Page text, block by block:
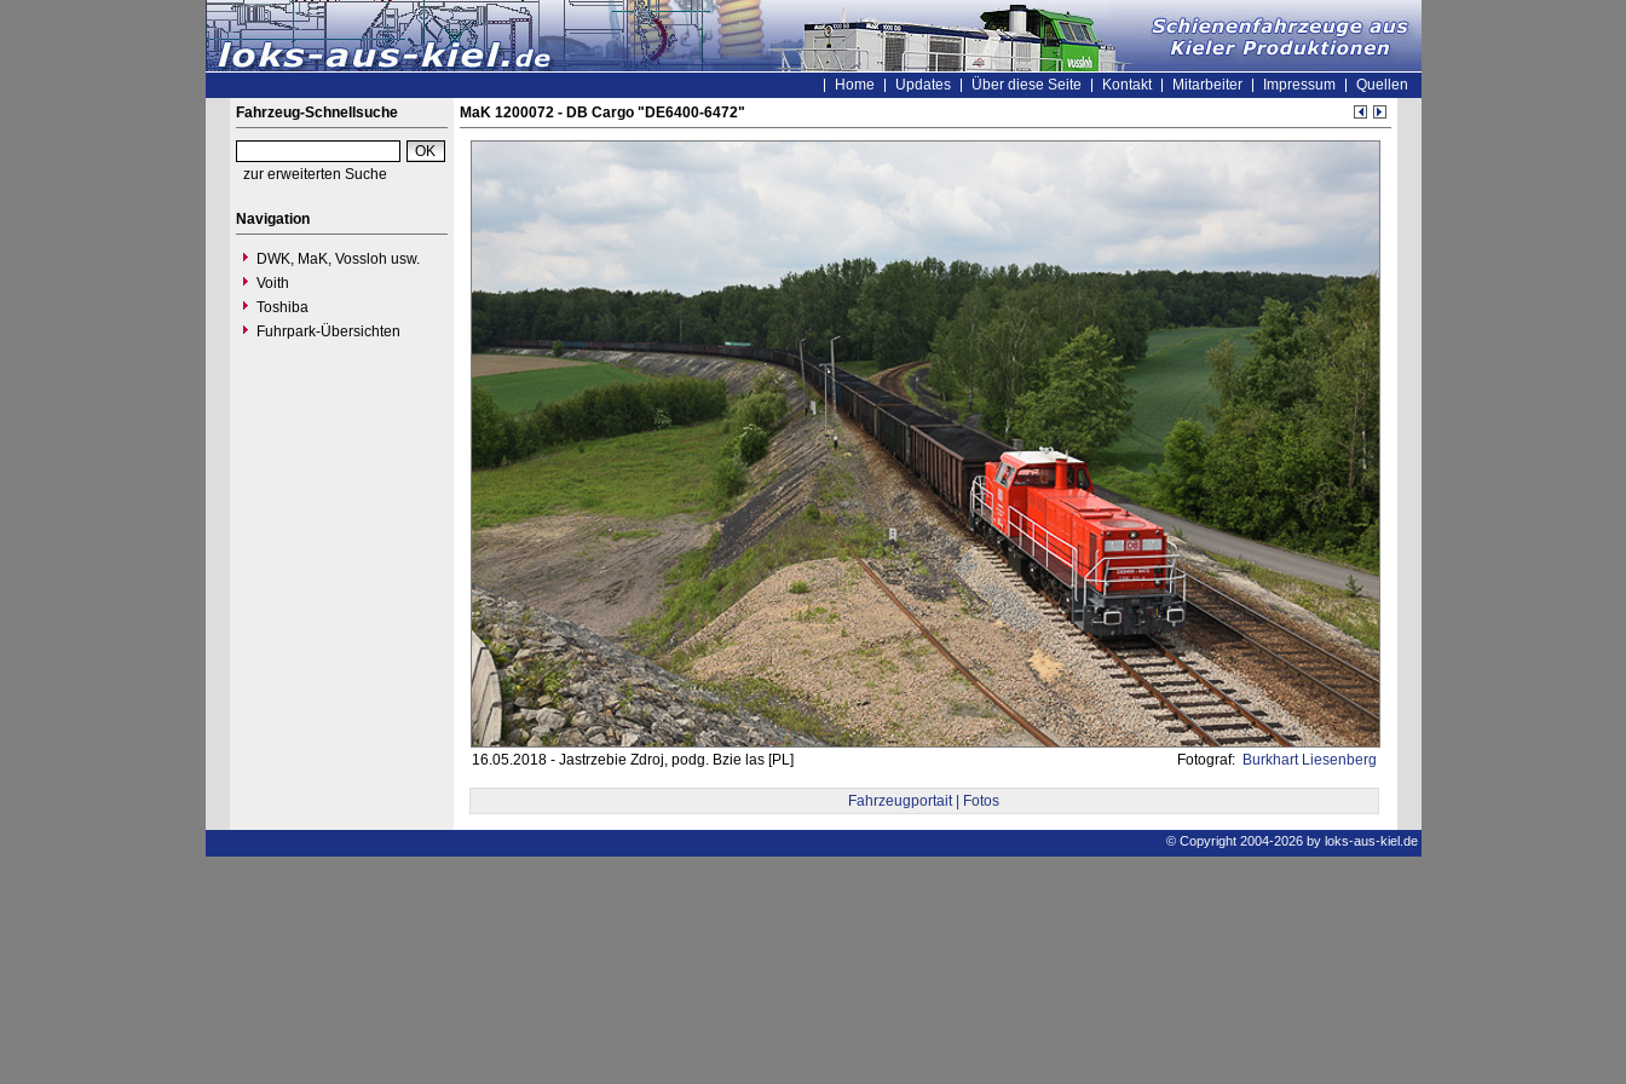
Home Updates Über diese Seite Kontakt Mitarbeiter Impressum
Quellen
Fahrzeug-Schnellsuche
zur erweiterten Suche
Navigation
DWK, MaK, Vossloh usw.
Voith
Toshiba
Fuhrpark-Übersichten
MaK 1200072 - DB Cargo "DE6400-6472"
16.05.2018 - Jastrzebie Zdroj, podg. Bzie las [PL] Fotograf: Burkhart Liesenberg
Fahrzeugportait | Fotos
© Copyright 2004-2026 by loks-aus-kiel.de